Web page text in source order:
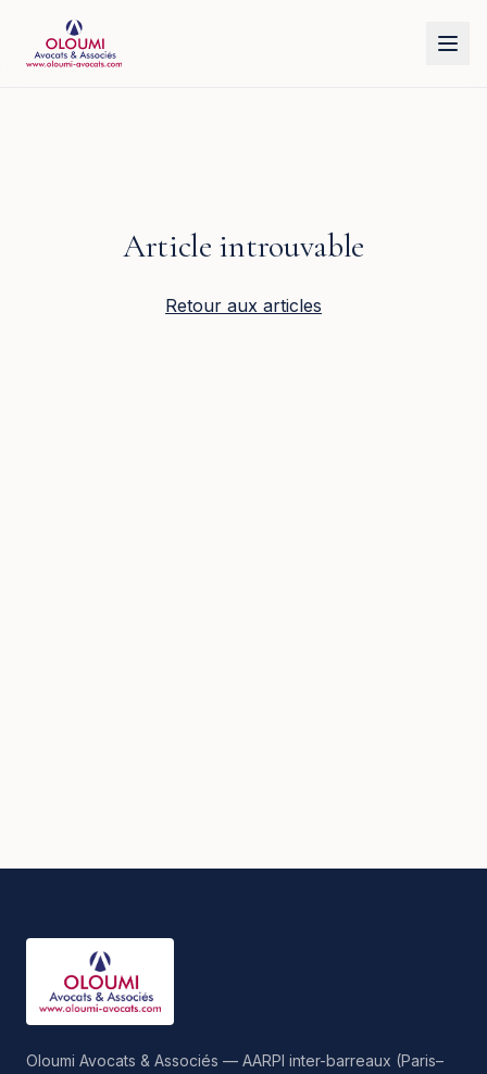
Article introuvable
Retour aux articles
Oloumi Avocats & Associés — AARPI inter-barreaux (Paris–